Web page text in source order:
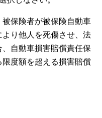
保険者が被保険自動車
り他人を死傷させ、法
自動車損害賠償責任保
度額を超える損害賠償